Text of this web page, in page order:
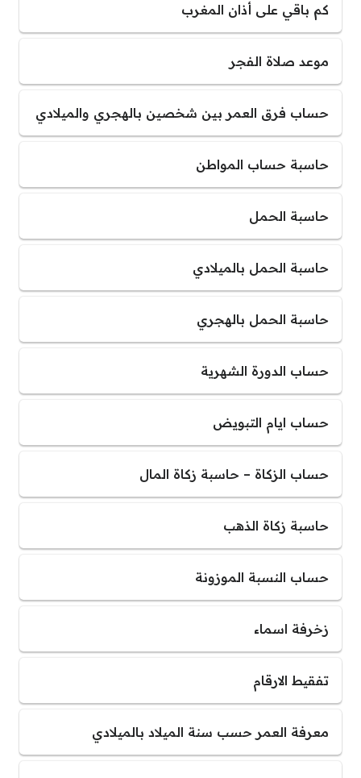
كم باقي على أذان المغرب
موعد صلاة الفجر
حساب فرق العمر بين شخصين بالهجري والميلادي
حاسبة حساب المواطن
حاسبة الحمل
حاسبة الحمل بالميلادي
حاسبة الحمل بالهجري
حساب الدورة الشهرية
حساب ايام التبويض
حساب الزكاة – حاسبة زكاة المال
حاسبة زكاة الذهب
حساب النسبة الموزونة
زخرفة اسماء
تفقيط الارقام
معرفة العمر حسب سنة الميلاد بالميلادي